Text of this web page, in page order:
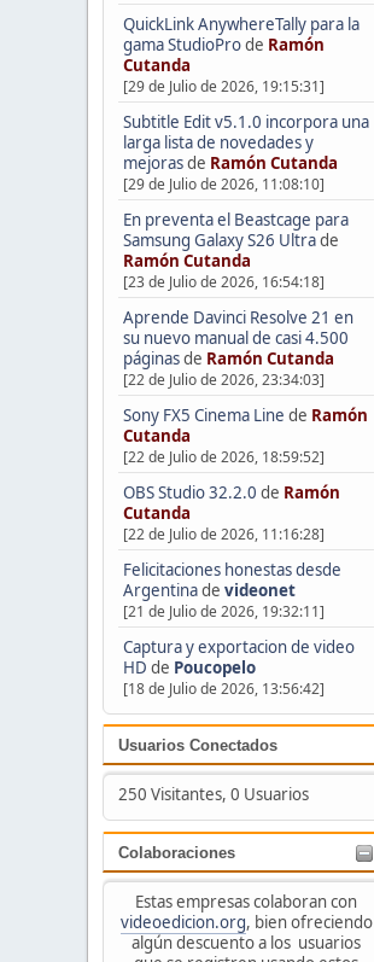
QuickLink AnywhereTally para la
gama StudioProde Ramón
Cutanda
[29 de Julio de 2026, 19:15:31]
Subtitle Edit v5.1.0 incorpora una
larga lista de novedades y
mejorasde Ramón Cutanda
[29 de Julio de 2026, 11:08:10]
En preventa el Beastcage para
Samsung Galaxy S26 Ultrade
Ramón Cutanda
[23 de Julio de 2026, 16:54:18]
Aprende Davinci Resolve 21 en
su nuevo manual de casi 4.500
páginasde Ramón Cutanda
[22 de Julio de 2026, 23:34:03]
Sony FX5 Cinema Line de Ramón
Cutanda
[22 de Julio de 2026, 18:59:52]
OBS Studio 32.2.0 de Ramón
Cutanda
[22 de Julio de 2026, 11:16:28]
Felicitaciones honestas desde
Argentinade videonet
[21 de Julio de 2026, 19:32:11]
Captura y exportacion de video
HD de Poucopelo
[18 de Julio de 2026, 13:56:42]
Usuarios Conectados
250 Visitantes, 0 Usuarios
Colaboraciones
Estas empresas colaboran con
videoedicion.org, bien ofreciendo
algún descuento a los usuarios